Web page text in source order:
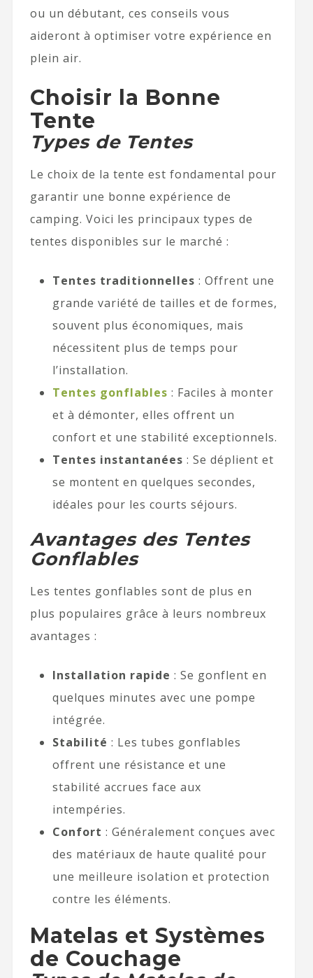
ou un débutant, ces conseils vous
aideront à optimiser votre expérience en
plein air.
Choisir la Bonne
Tente
Types de Tentes
Le choix de la tente est fondamental pour
garantir une bonne expérience de
camping. Voici les principaux types de
tentes disponibles sur le marché :
Tentes traditionnelles : Offrent une
grande variété de tailles et de formes,
souvent plus économiques, mais
nécessitent plus de temps pour
l’installation.
Tentes gonflables : Faciles à monter
et à démonter, elles offrent un
confort et une stabilité exceptionnels.
Tentes instantanées : Se déplient et
se montent en quelques secondes,
idéales pour les courts séjours.
Avantages des Tentes
Gonflables
Les tentes gonflables sont de plus en
plus populaires grâce à leurs nombreux
avantages :
Installation rapide : Se gonflent en
quelques minutes avec une pompe
intégrée.
Stabilité : Les tubes gonflables
offrent une résistance et une
stabilité accrues face aux
intempéries.
Confort : Généralement conçues avec
des matériaux de haute qualité pour
une meilleure isolation et protection
contre les éléments.
Matelas et Systèmes
de Couchage